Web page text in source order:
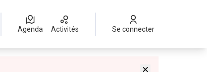
Agenda Activités Se connecter